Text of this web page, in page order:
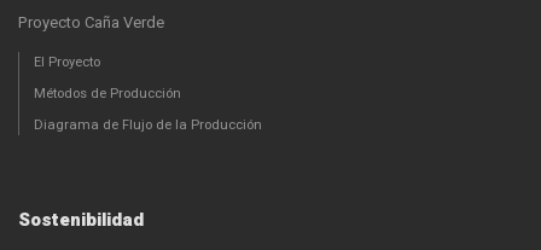
Proyecto Caña Verde
El Proyecto
Métodos de Producción
Diagrama de Flujo de la Producción
Sostenibilidad